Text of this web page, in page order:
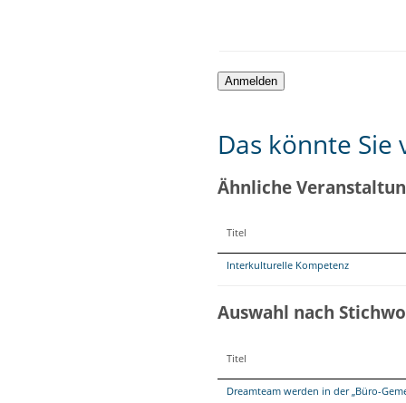
Das könnte
Ähnliche
Titel
Interkulturelle Kompetenz
Auswahl nach
Titel
Dreamteam werden in der „Büro-